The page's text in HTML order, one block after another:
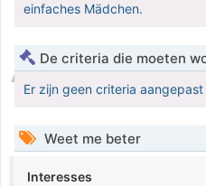
einfaches Mädchen.
De criteria die moeten
Er zijn geen criteria aangepast
Weet me beter
Interesses